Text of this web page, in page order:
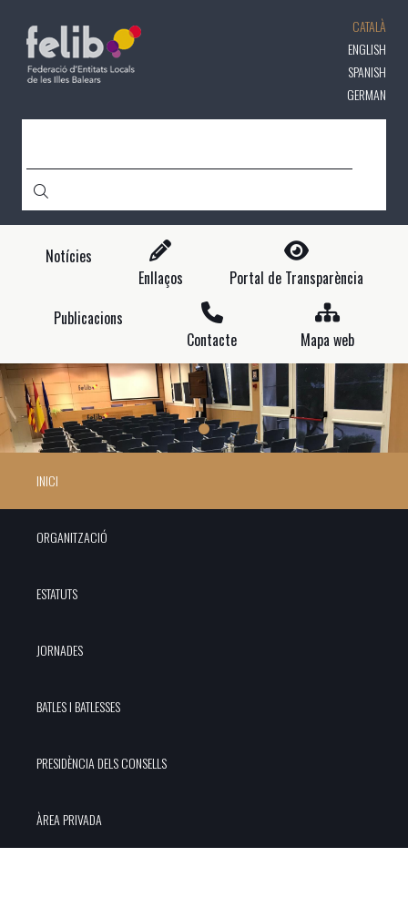
contingut
CATALÀ
ENGLISH
SPANISH
GERMAN
Notícies
Enllaços
Portal de Transparència
Publicacions
Contacte
Mapa web
INICI
ORGANITZACIÓ
ESTATUTS
JORNADES
BATLES I BATLESSES
PRESIDÈNCIA DELS CONSELLS
ÀREA PRIVADA